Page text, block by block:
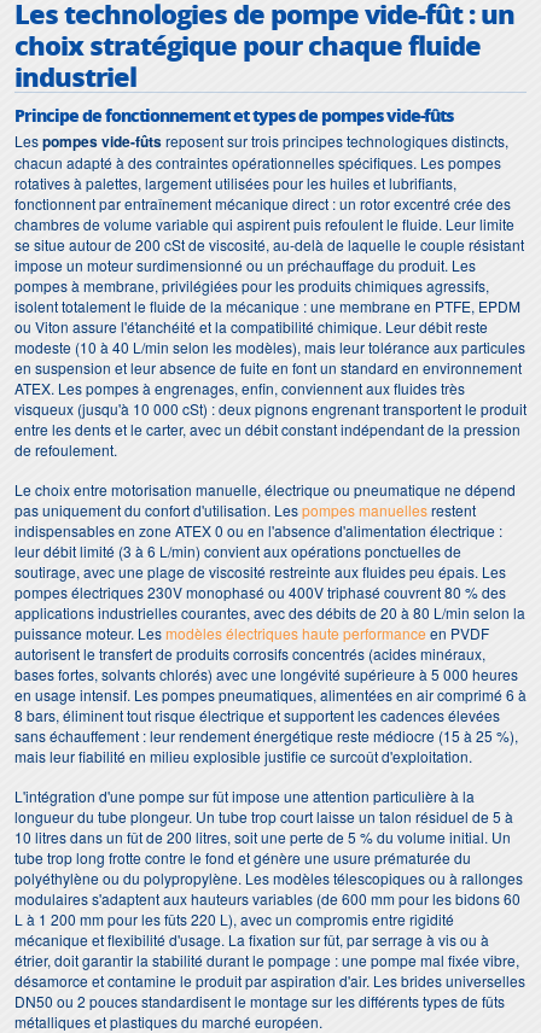
Les technologies de pompe vide-fût : un
choix stratégique pour chaque fluide
industriel
Principe de fonctionnement et types de pompes vide-fûts
Lespompes vide-fûtsreposent sur trois principes technologiques distincts,
chacun adapté à des contraintes opérationnelles spécifiques. Les pompes
rotatives à palettes, largement utilisées pour les huiles et lubrifiants,
fonctionnent par entraînement mécanique direct : un rotor excentré crée des
chambres de volume variable qui aspirent puis refoulent le fluide. Leur limite
se situe autour de 200 cSt de viscosité, au-delà de laquelle le couple résistant
impose un moteur surdimensionné ou un préchauffage du produit. Les
pompes à membrane, privilégiées pour les produits chimiques agressifs,
isolent totalement le fluide de la mécanique : une membrane en PTFE, EPDM
ou Viton assure l'étanchéité et la compatibilité chimique. Leur débit reste
modeste (10 à 40 L/min selon les modèles), mais leur tolérance aux particules
en suspension et leur absence de fuite en font un standard en environnement
ATEX. Les pompes à engrenages, enfin, conviennent aux fluides très
visqueux (jusqu'à 10 000 cSt) : deux pignons engrenant transportent le produit
entre les dents et le carter, avec un débit constant indépendant de la pression
de refoulement.
Le choix entre motorisation manuelle, électrique ou pneumatique ne dépend
pas uniquement du confort d'utilisation. Lespompes manuellesrestent
indispensables en zone ATEX 0 ou en l'absence d'alimentation électrique :
leur débit limité (3 à 6 L/min) convient aux opérations ponctuelles de
soutirage, avec une plage de viscosité restreinte aux fluides peu épais. Les
pompes électriques 230V monophasé ou 400V triphasé couvrent 80 % des
applications industrielles courantes, avec des débits de 20 à 80 L/min selon la
puissance moteur. Lesmodèles électriques haute performance en PVDF
autorisent le transfert de produits corrosifs concentrés (acides minéraux,
bases fortes, solvants chlorés) avec une longévité supérieure à 5 000 heures
en usage intensif. Les pompes pneumatiques, alimentées en air comprimé 6 à
8 bars, éliminent tout risque électrique et supportent les cadences élevées
sans échauffement : leur rendement énergétique reste médiocre (15 à 25 %),
mais leur fiabilité en milieu explosible justifie ce surcoût d'exploitation.
L'intégration d'une pompe sur fût impose une attention particulière à la
longueur du tube plongeur. Un tube trop court laisse un talon résiduel de 5 à
10 litres dans un fût de 200 litres, soit une perte de 5 % du volume initial. Un
tube trop long frotte contre le fond et génère une usure prématurée du
polyéthylène ou du polypropylène. Les modèles télescopiques ou à rallonges
modulaires s'adaptent aux hauteurs variables (de 600 mm pour les bidons 60
L à 1 200 mm pour les fûts 220 L), avec un compromis entre rigidité
mécanique et flexibilité d'usage. La fixation sur fût, par serrage à vis ou à
étrier, doit garantir la stabilité durant le pompage : une pompe mal fixée vibre,
désamorce et contamine le produit par aspiration d'air. Les brides universelles
DN50 ou 2 pouces standardisent le montage sur les différents types de fûts
métalliques et plastiques du marché européen.